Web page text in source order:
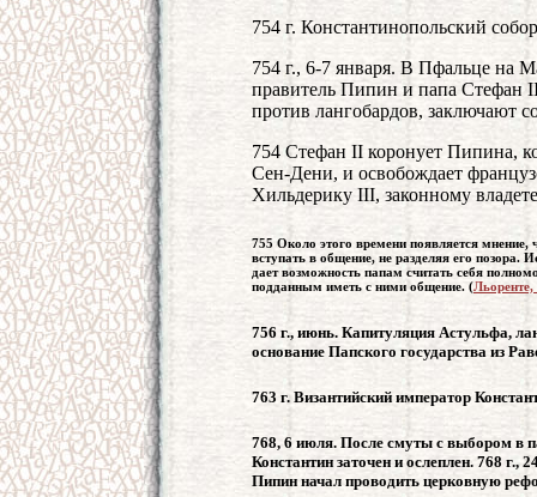
754 г. Константинопольский
754 г., 6-7 января. В Пфальце на
правитель Пипин и папа Стефан
против лангобардов, заключают
754 Стефан II коронует Пипина,
Сен-Дени, и освобождает
Хильдерику III, законному
755 Около этого времени появляется мнение,
вступать в общение, не разделяя его позора.
дает возможность папам считать себя
подданным иметь с ними общение. (Льоренте,
756 г., июнь. Капитуляция Астульфа,
основание Папского государства из
763 г. Византийский император
768, 6 июля. После смуты с выбором в
Константин заточен и ослеплен. 768
Пипин начал проводить церковную